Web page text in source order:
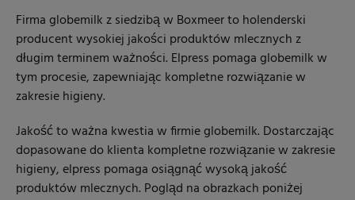
Firma globemilk z siedzibą w Boxmeer to holenderski
producent wysokiej jakości produktów mlecznych z
długim terminem ważności. Elpress pomaga globemilk w
tym procesie, zapewniając kompletne rozwiązanie w
zakresie higieny.
Jakość to ważna kwestia w firmie globemilk. Dostarczając
dopasowane do klienta kompletne rozwiązanie w zakresie
higieny, elpress pomaga osiągnąć wysoką jakość
produktów mlecznych. Pogląd na obrazkach poniżej